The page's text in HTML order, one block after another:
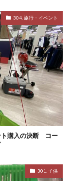
304. 旅行・イベント
ト購入の決断 コー
301. 子供